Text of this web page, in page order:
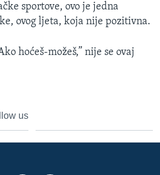
sportove, ovo je jedna
ovog ljeta, koja nije pozitivna.
hoćeš-možeš,” nije se ovaj
us